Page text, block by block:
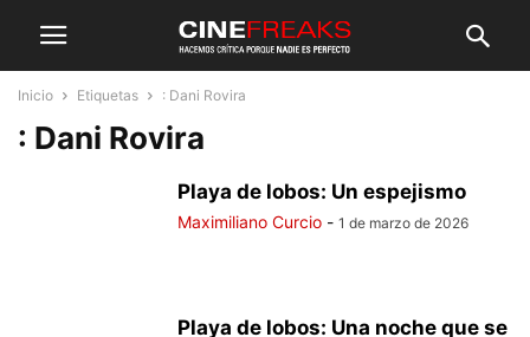
Inicio Etiquetas : Dani Rovira
: Dani Rovira
Playa de lobos: Un espejismo
Maximiliano Curcio - 1 de marzo de 2026
Playa de lobos: Una noche que se